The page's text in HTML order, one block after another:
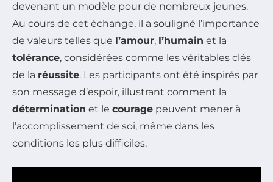
devenant un modèle pour de nombreux jeunes.
Au cours de cet échange, il a souligné l’importance
de valeurs telles que l’amour, l’humain et la
tolérance, considérées comme les véritables clés
de la réussite. Les participants ont été inspirés par
son message d’espoir, illustrant comment la
détermination et le courage peuvent mener à
l’accomplissement de soi, même dans les
conditions les plus difficiles.